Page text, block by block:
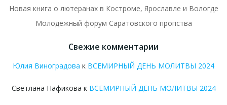
Новая книга о лютеранах в Костроме, Ярославле и Вологде
Молодежный форум Саратовского пропства
Свежие комментарии
Юлия Виноградова к ВСЕМИРНЫЙ ДЕНЬ МОЛИТВЫ 2024
Светлана Нафикова к ВСЕМИРНЫЙ ДЕНЬ МОЛИТВЫ 2024